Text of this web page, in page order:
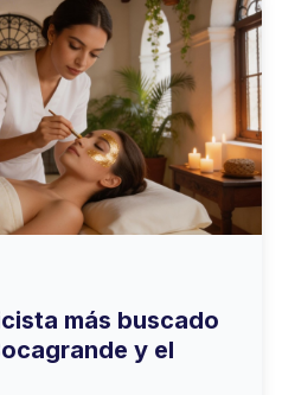
más buscado
y el